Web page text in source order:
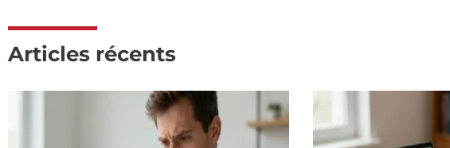
Articles récents